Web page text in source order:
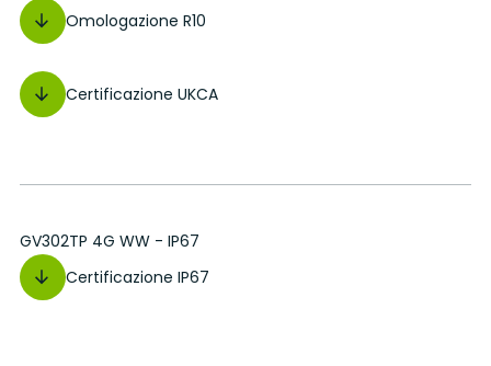
Omologazione R10
Certificazione UKCA
GV302TP 4G WW - IP67
Certificazione IP67